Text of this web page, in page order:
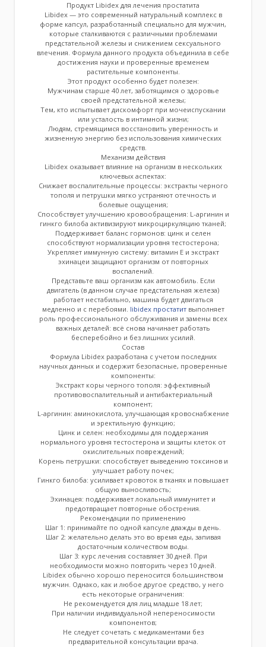
Продукт Libidex для лечения простатита
Libidex — это современный натуральный комплекс в
форме капсул, разработанный специально для мужчин,
которые сталкиваются с различными проблемами
предстательной железы и снижением сексуального
влечения. Формула данного продукта объединила в себе
достижения науки и проверенные временем
растительные компоненты.
Этот продукт особенно будет полезен:
Мужчинам старше 40 лет, заботящимся о здоровье
своей предстательной железы;
Тем, кто испытывает дискомфорт при мочеиспускании
или усталость в интимной жизни;
Людям, стремящимся восстановить уверенность и
жизненную энергию без использования химических
средств.
Механизм действия
Libidex оказывает влияние на организм в нескольких
ключевых аспектах:
Снижает воспалительные процессы: экстракты черного
тополя и петрушки мягко устраняют отечность и
болевые ощущения;
Способствует улучшению кровообращения: L-аргинин и
гинкго билоба активизируют микроциркуляцию тканей;
Поддерживает баланс гормонов: цинк и селен
способствуют нормализации уровня тестостерона;
Укрепляет иммунную систему: витамин E и экстракт
эхинацеи защищают организм от повторных
воспалений.
Представьте ваш организм как автомобиль. Если
двигатель (в данном случае предстательная железа)
работает нестабильно, машина будет двигаться
медленно и с перебоями. libidex простатитвыполняет
роль профессионального обслуживания и замены всех
важных деталей: всё снова начинает работать
бесперебойно и без лишних усилий.
Состав
Формула Libidex разработана с учетом последних
научных данных и содержит безопасные, проверенные
компоненты:
Экстракт коры черного тополя: эффективный
противовоспалительный и антибактериальный
компонент;
L-аргинин: аминокислота, улучшающая кровоснабжение
и эректильную функцию;
Цинк и селен: необходимы для поддержания
нормального уровня тестостерона и защиты клеток от
окислительных повреждений;
Корень петрушки: способствует выведению токсинов и
улучшает работу почек;
Гинкго билоба: усиливает кровоток в тканях и повышает
общую выносливость;
Эхинацея: поддерживает локальный иммунитет и
предотвращает повторные обострения.
Рекомендации по применению
Шаг 1: принимайте по одной капсуле дважды в день.
Шаг 2: желательно делать это во время еды, запивая
достаточным количеством воды.
Шаг 3: курс лечения составляет 30 дней. При
необходимости можно повторить через 10 дней.
Libidex обычно хорошо переносится большинством
мужчин. Однако, как и любое другое средство, у него
есть некоторые ограничения:
Не рекомендуется для лиц младше 18 лет;
При наличии индивидуальной непереносимости
компонентов;
Не следует сочетать с медикаментами без
предварительной консультации врача.